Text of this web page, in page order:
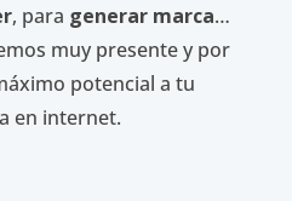
, para generar marca…
muy presente y por
potencial a tu
en internet.